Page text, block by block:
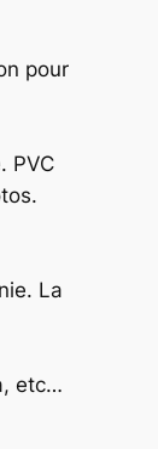
pour
PVC
La
etc…